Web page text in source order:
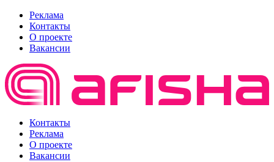
Реклама
Контакты
О проекте
Вакансии
Контакты
Реклама
О проекте
Вакансии